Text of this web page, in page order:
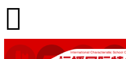
